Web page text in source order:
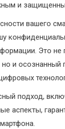
и
вашего
Это не
но и осознанный
подход,
аспекты,